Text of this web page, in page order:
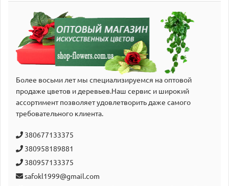
Более восьми лет мы специализируемся на оптовой
продаже цветов и деревьев.Наш сервис и широкий
аcсортимент позволяет удовлетворить даже самого
требовательного клиента.
380677133375
380958189881
380957133375
safokl1999@gmail.com